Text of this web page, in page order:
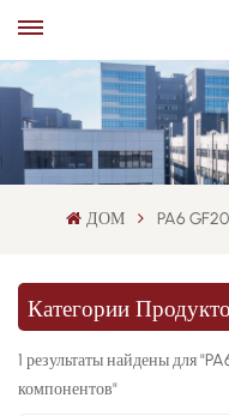
ДОМ PA6
Категории
1 результаты найдены для
компонентов"